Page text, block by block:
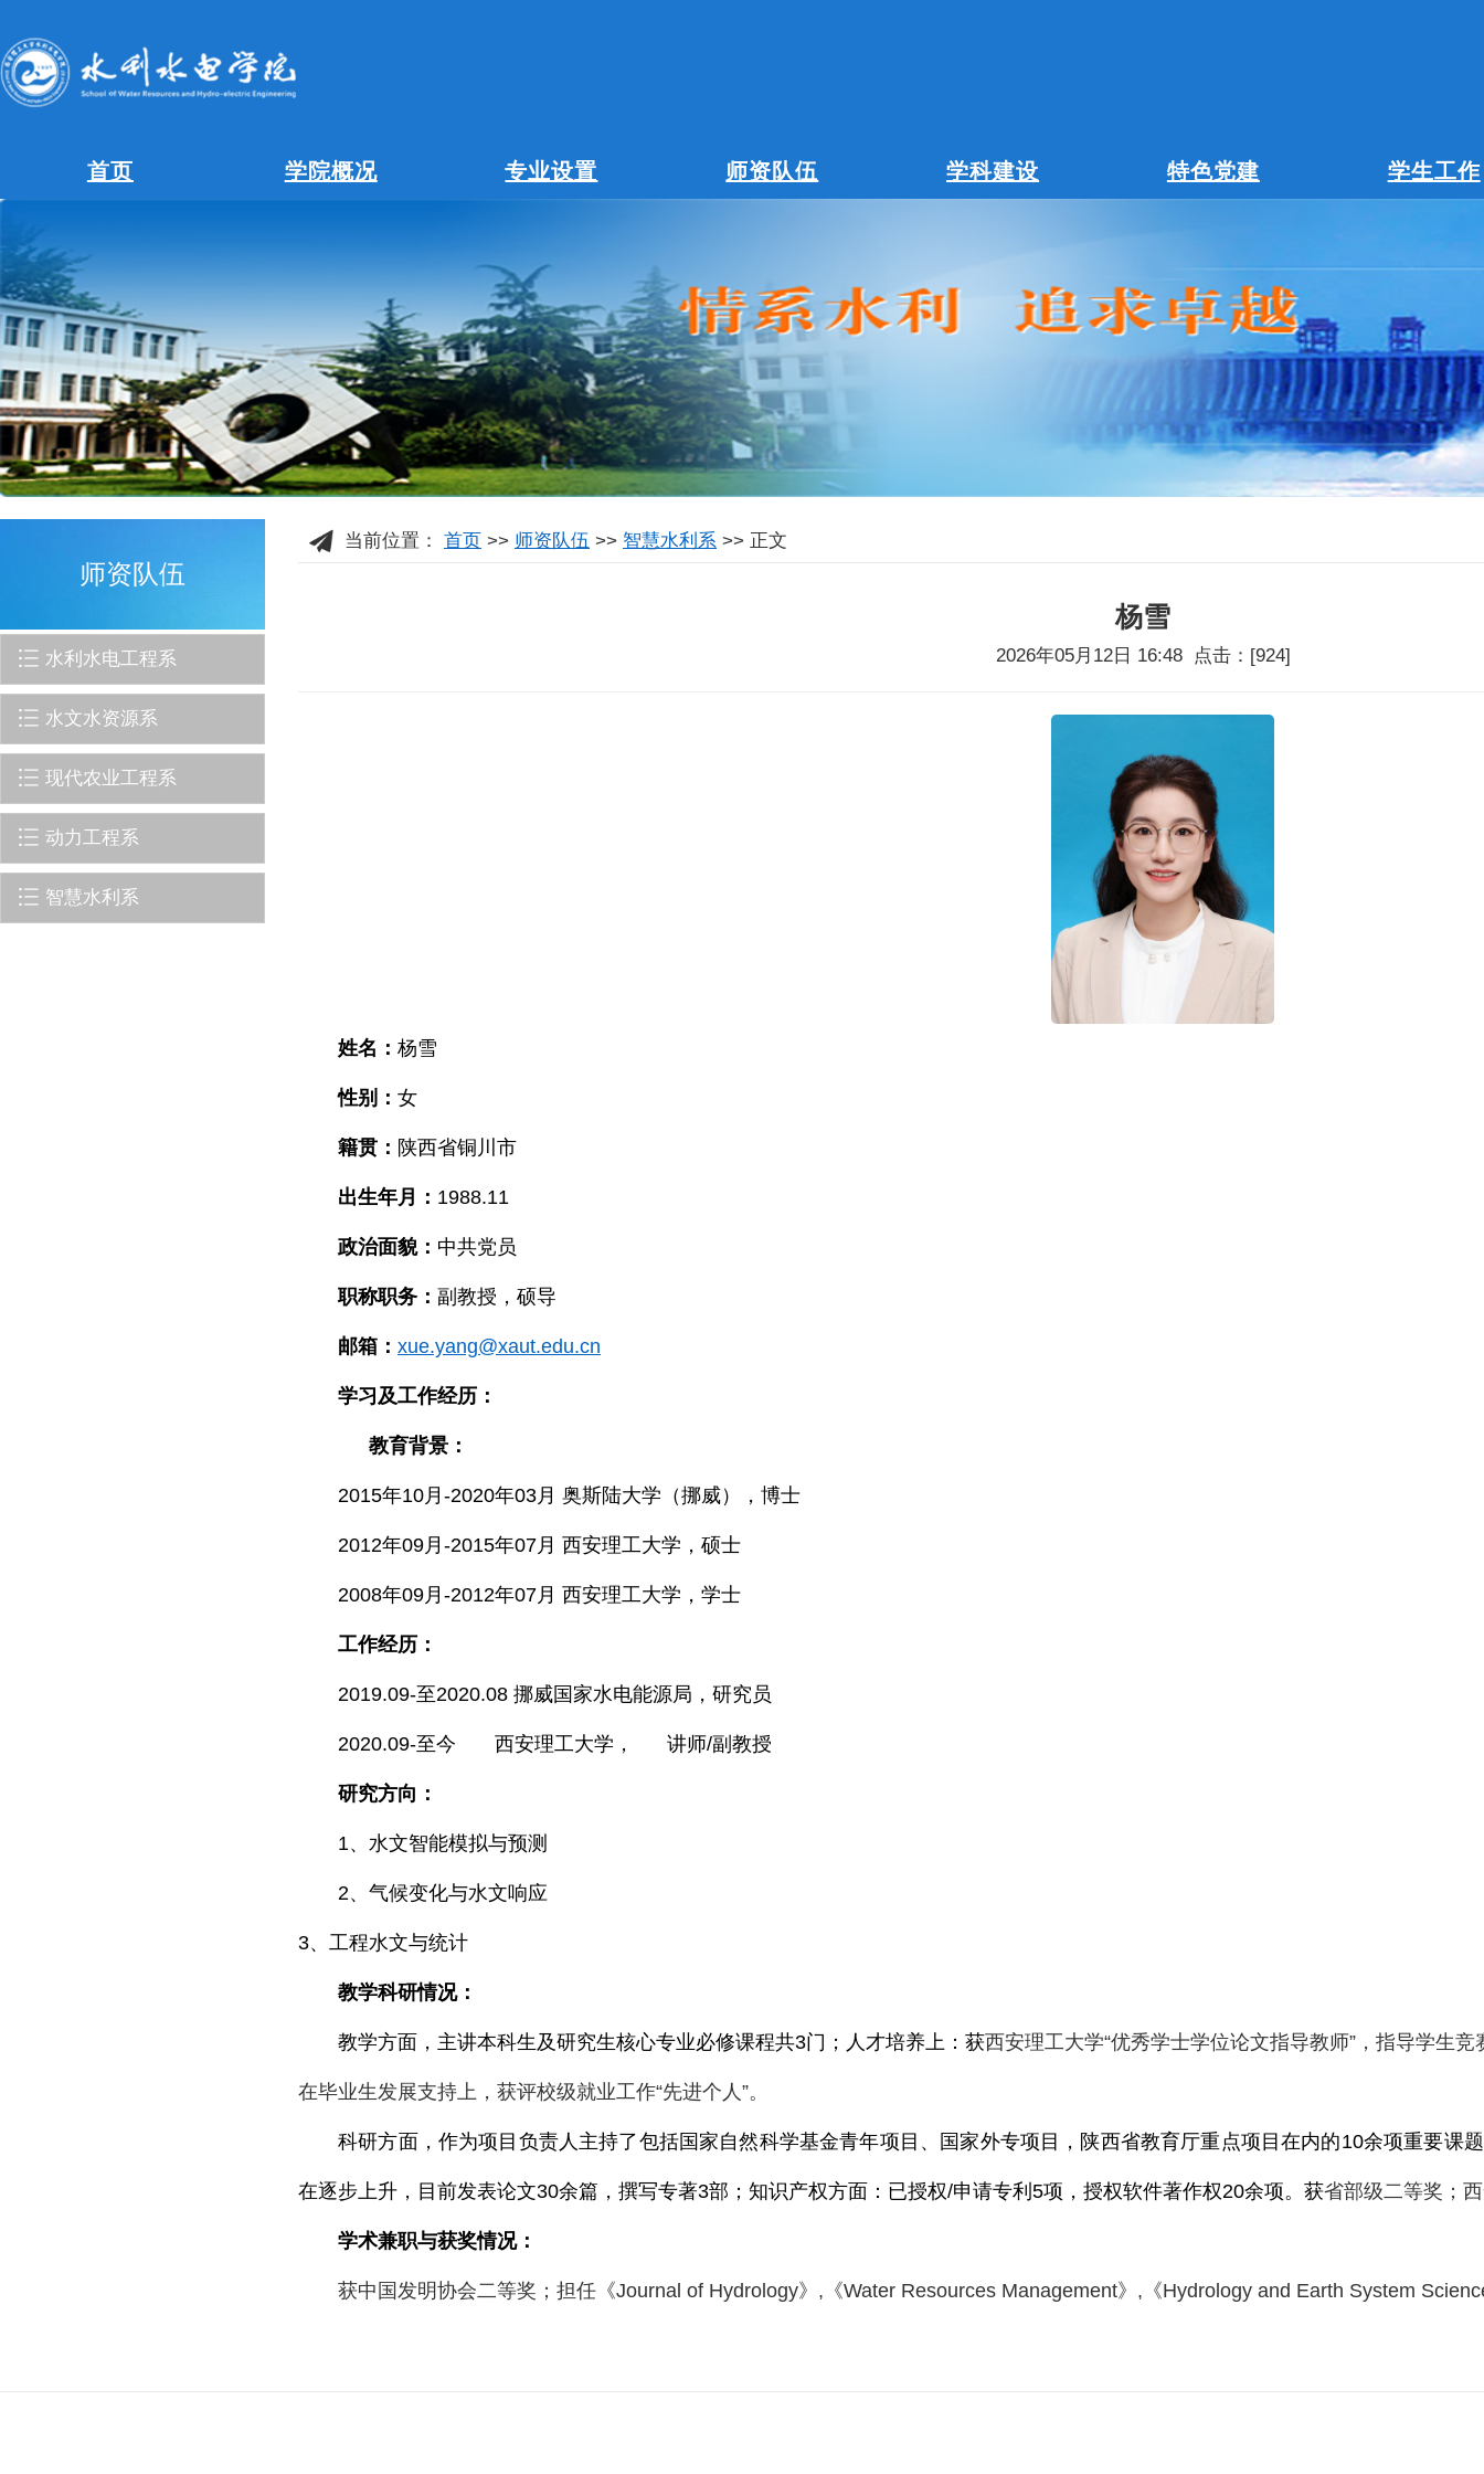
首页 学院概况 专业设置 师资队伍 学科建设 特色党建 学生工作
师资队伍
水利水电工程系
水文水资源系
现代农业工程系
动力工程系
智慧水利系
当前位置： 首页 >> 师资队伍 >> 智慧水利系 >> 正文
杨雪
2026年05月12日 16:48 点击：[924]
姓名： 杨雪
性别： 女
籍贯： 陕西省铜川市
出生年月： 1988.11
政治面貌： 中共党员
职称职务： 副教授，硕导
邮箱： xue.yang@xaut.edu.cn
学习及工作经历：
教育背景：
2015年10月 -2020年03月 奥斯陆大学（挪威），博士
2012年09月 -2015年07月 西安理工大学，硕士
2008年09月 -2012年07月 西安理工大学，学士
工作经历：
2019.09-至2020.08 挪威国家水电能源局，研究员
2020.09-至今 西安理工大学， 讲师/副教授
研究方向：
1、水文智能模拟与预测
2、气候变化与水文响应
3、工程水文与统计
教学科研情况：
教学方面，主讲本科生及研究生核心专业必修课程共3门；人才培养上：获西安理工大学“优秀学士学位论文指导教师”，指导学生
在毕业生发展支持上，获评校级就业工作“先进个人”。
科研方面，作为项目负责人主持了包括国家自然科学基金青年项目、国家外专项目，陕西省教育厅重点项目在内的10余项重要课
在逐步上升，目前发表论文30余篇，撰写专著3部；知识产权方面：已授权/申请专利 5项，授权软件著作权20余项。获省部级二等奖；
学术兼职与获奖情况：
获中国发明协会二等奖；担任《Journal of Hydrology》 , 《Water Resources Management》 , 《Hydrology and Earth System